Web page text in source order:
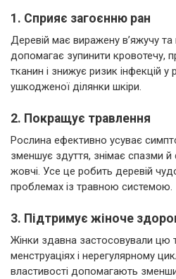
1. Сприяє загоєнню ран
Деревій має виражену в’яжучу та
допомагає зупинити кровотечу,
тканин і знижує ризик інфекцій у
ушкодженої ділянки шкіри.
2. Покращує травлення
Рослина ефективно усуває
зменшує здуття, знімає спазми
жовчі. Усе це робить деревій
проблемах із травною системою.
3. Підтримує жіноче
Жінки здавна застосовували цю
менструаціях і нерегулярному
властивості допомагають